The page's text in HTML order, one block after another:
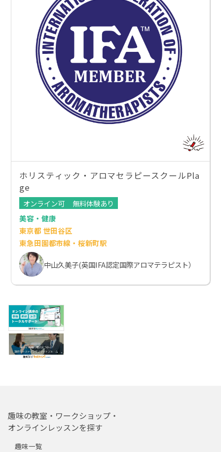
ホリスティック・アロマセラピースクールPla
ge
オンライン可
無料体験あり
美容・健康
東京都 世田谷区
東急田園都市線・桜新町駅
中山久美子(英国IFA認定国際アロマテラピスト）
趣味の教室・ワークショップ・
オンラインレッスンを探す
趣味一覧